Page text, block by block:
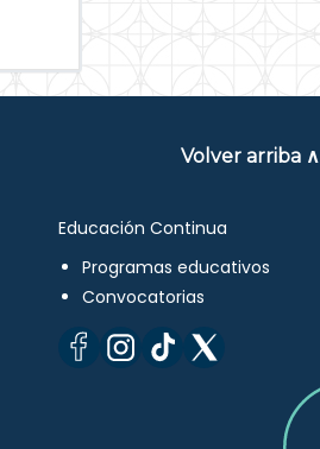
Volver arriba ∧
Educación Continua
Programas educativos
Convocatorias